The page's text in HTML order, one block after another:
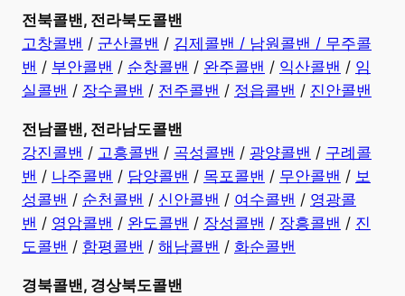
전북콜밴, 전라북도콜밴
고창콜밴 / 군산콜밴 / 김제콜밴 / 남원콜밴 / 무주콜
밴 / 부안콜밴 / 순창콜밴 / 완주콜밴 / 익산콜밴 / 임
실콜밴 / 장수콜밴 / 전주콜밴 / 정읍콜밴 / 진안콜밴
전남콜밴, 전라남도콜밴
강진콜밴 / 고흥콜밴 / 곡성콜밴 / 광양콜밴 / 구례콜
밴 / 나주콜밴 / 담양콜밴 / 목포콜밴 / 무안콜밴 / 보
성콜밴 / 순천콜밴 / 신안콜밴 / 여수콜밴 / 영광콜
밴 / 영암콜밴 / 완도콜밴 / 장성콜밴 / 장흥콜밴 / 진
도콜밴 / 함평콜밴 / 해남콜밴 / 화순콜밴
경북콜밴, 경상북도콜밴